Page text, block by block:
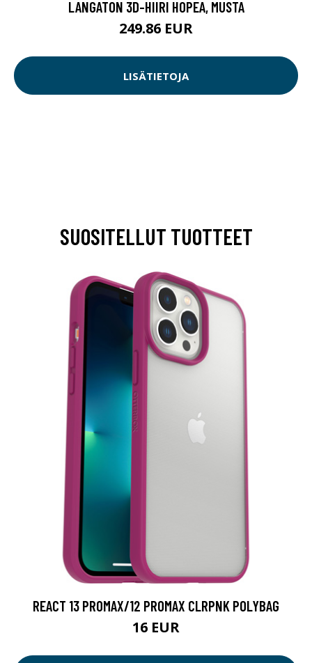
LANGATON 3D-HIIRI HOPEA, MUSTA
249.86 EUR
LISÄTIETOJA
SUOSITELLUT TUOTTEET
REACT 13 PROMAX/12 PROMAX CLRPNK POLYBAG
16 EUR